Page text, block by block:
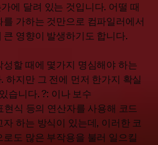
에 달려 있는 것입니다. 어떨 때
가하는 것만으로 컴파일러에서
영향이 발생하기도 합니다.
할 때에 몇가지 명심해야 하는
하지만 그 전에 먼저 한가지 확실
습니다. ?: 이나 보수
식 등의 연산자를 사용해 코드
하는 방식이 있는데, 이러한 코
도 많은 부작용을 불러 일으킬